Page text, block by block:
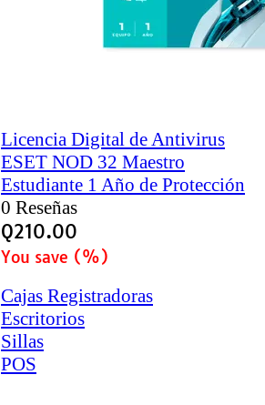
Licencia Digital de Antivirus
ESET NOD 32 Maestro
Estudiante 1 Año de Protección
0 Reseñas
Q210.00
You save (%)
Cajas Registradoras
Escritorios
Sillas
POS